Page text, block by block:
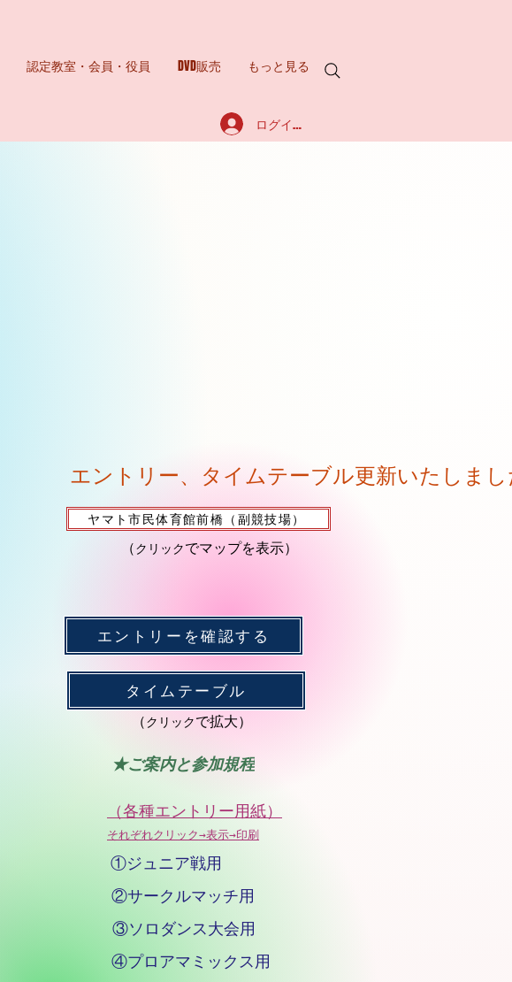
認定教室・会員・役員 DVD販売 もっと見る
ログイン
ヤマト市民体育館前橋（副競技場）
（クリック​でマップを表示）
エントリーを確認する
（クリック​で拡大）
​タイムテーブル
★ご案内と参加規程
​（各種エントリー用紙）
それぞれクリック→表示→印刷
①ジュニア戦用
②サークルマッチ用
③ソロダンス大会用
④プロアマミックス用